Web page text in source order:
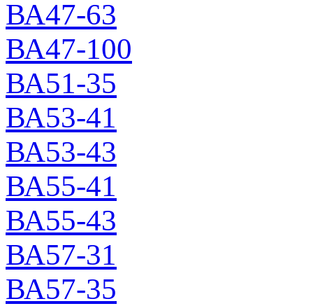
ВА47-63
ВА47-100
ВА51-35
ВА53-41
ВА53-43
ВА55-41
ВА55-43
ВА57-31
ВА57-35